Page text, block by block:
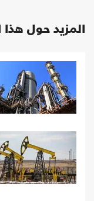
المزيد حول